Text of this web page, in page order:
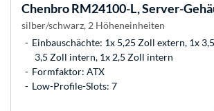
ChenbroRM24100-L, Server-
silber/schwarz, 2 Höheneinheiten
Einbauschächte: 1x 5,25 Zoll extern, 1x
3,5 Zoll intern, 1x 2,5 Zoll intern
Formfaktor: ATX
Low-Profile-Slots: 7